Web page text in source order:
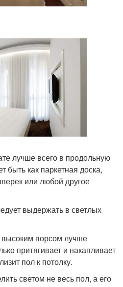
лучше всего в продольную
быть как паркетная доска,
или любой другое
выдержать в светлых
высоким ворсом лучше
притягивает и накапливает
пол к потолку.
светом не весь пол, а его